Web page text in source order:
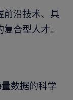
前沿技术、具
合型人才‌。
数据的科学